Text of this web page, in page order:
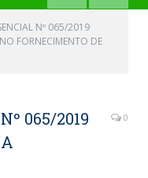
Nº 065/2019
FORNECIMENTO DE
065/2019
0